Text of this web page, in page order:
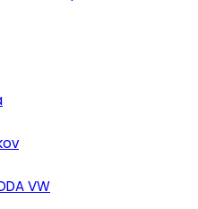
VW